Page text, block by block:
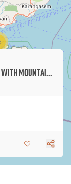
CHARMING 2-BEDROOM VILLA WITH MOUNTAIN VIEW IN SERIRIT